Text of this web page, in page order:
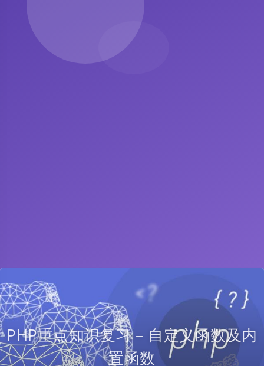
PHP重点知识复习 – 自定义函数及内
置函数